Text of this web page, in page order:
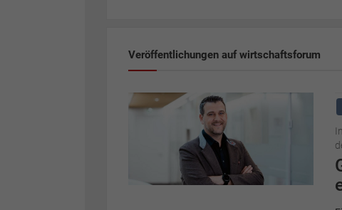
Veröffentlichungen auf wirtschaftsforum